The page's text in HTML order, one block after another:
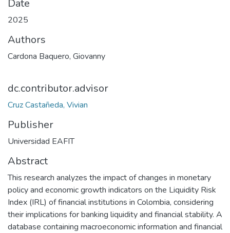
Date
2025
Authors
Cardona Baquero, Giovanny
dc.contributor.advisor
Cruz Castañeda, Vivian
Publisher
Universidad EAFIT
Abstract
This research analyzes the impact of changes in monetary
policy and economic growth indicators on the Liquidity Risk
Index (IRL) of financial institutions in Colombia, considering
their implications for banking liquidity and financial stability. A
database containing macroeconomic information and financial